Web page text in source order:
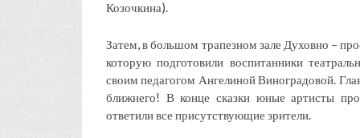
Козочкина).
Затем, в большом трапезном зале Духовно –
которую подготовили воспитанники
своим педагогом Ангелиной Виноградовой.
ближнего! В конце сказки юные артисты
ответили все присутствующие зрители.